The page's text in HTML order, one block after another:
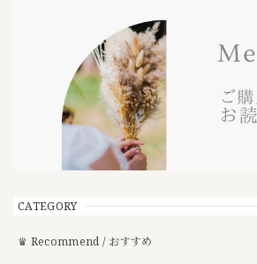
CATEGORY
♛ Recommend / おすすめ